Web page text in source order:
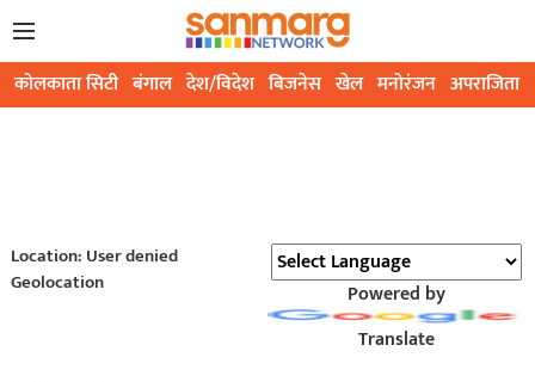
कोलकाता सिटी बंगाल देश/विदेश बिजनेस खेल मनोरंजन अपराजिता
Location: User denied
Geolocation
Powered by
Translate